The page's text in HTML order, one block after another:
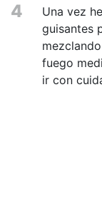
4
Una vez
guisantes
fuego
ir con